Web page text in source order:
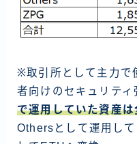
※取引所として主力で
者向けのセキュリティ
で運用していた資産
Othersとして運用し